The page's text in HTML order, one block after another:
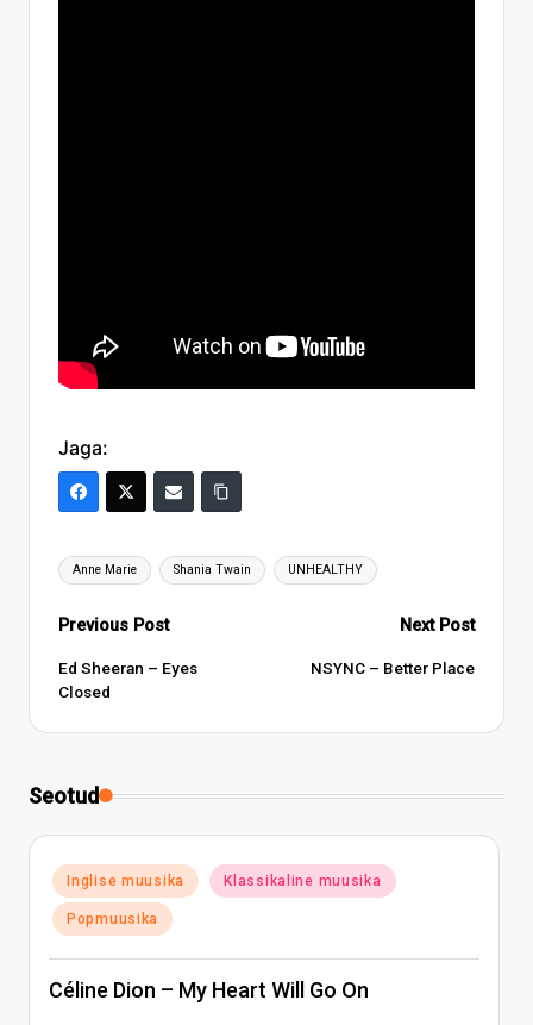
Jaga:
Tags:
Anne Marie Shania Twain UNHEALTHY
Post
navigation
Previous Post
Ed Sheeran – Eyes
Closed
Next Post
NSYNC – Better Place
Seotud
Posted
in
Inglise muusika Klassikaline muusika
Popmuusika
Céline Dion – My Heart Will Go On